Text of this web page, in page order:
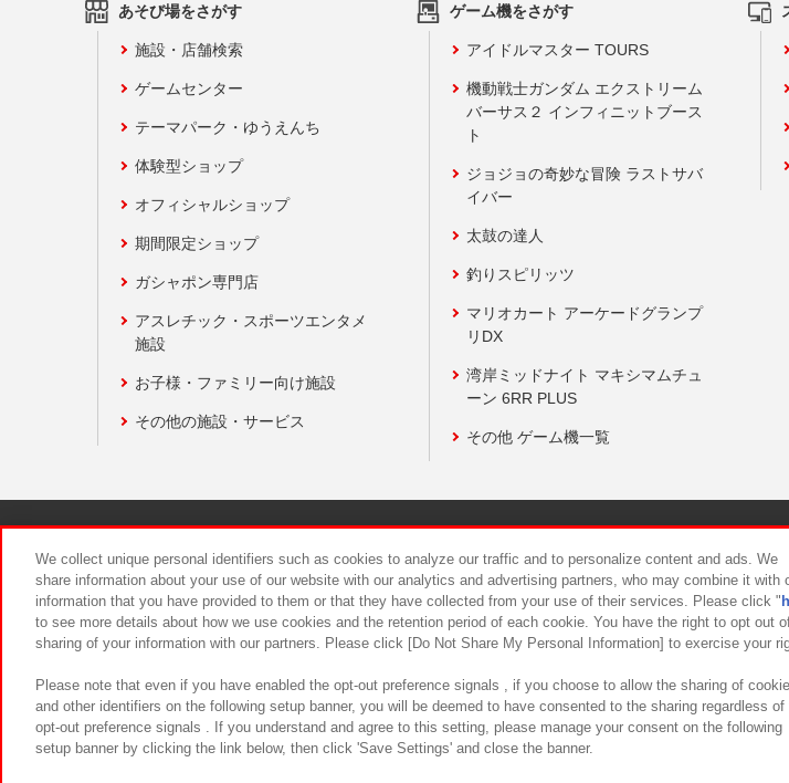
あそび場をさがす
施設・店舗検索
ゲームセンター
テーマパーク・ゆうえんち
体験型ショップ
オフィシャルショップ
期間限定ショップ
ガシャポン専門店
アスレチック・スポーツエンタメ
施設
お子様・ファミリー向け施設
その他の施設・サービス
ゲーム機をさがす
アイドルマスター TOURS
機動戦士ガンダム エクストリーム
バーサス２ インフィニットブース
ト
ジョジョの奇妙な冒険 ラストサバ
イバー
太鼓の達人
釣りスピリッツ
マリオカート アーケードグランプ
リDX
湾岸ミッドナイト マキシマムチュ
ーン 6RR PLUS
その他 ゲーム機一覧
食品のご提供について カスタマーハラスメント対
We collect unique personal identifiers such as cookies to analyze our traffic and to personalize content and ads. We
share information about your use of our website with our analytics and advertising partners, who may combine it with
information that you have provided to them or that they have collected from your use of their services. Please click "
to see more details about how we use cookies and the retention period of each cookie. You have the right to opt out
sharing of your information with our partners. Please click [Do Not Share My Personal Information] to exercise your
Please note that even if you have enabled the opt-out preference signals , if you choose to allow the sharing of
and other identifiers on the following setup banner, you will be deemed to have consented to the sharing regardless of
opt-out preference signals . If you understand and agree to this setting, please manage your consent on the following
setup banner by clicking the link below, then click 'Save Settings' and close the banner.